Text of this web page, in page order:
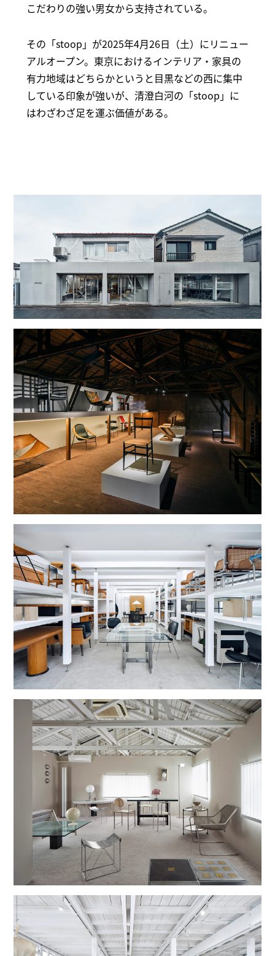
こだわりの強い男女から支持されている。
その「stoop」が2025年4月26日（土）にリニュー
アルオープン。東京におけるインテリア・家具の
有力地域はどちらかというと目黒などの西に集中
している印象が強いが、清澄白河の「stoop」に
はわざわざ足を運ぶ価値がある。